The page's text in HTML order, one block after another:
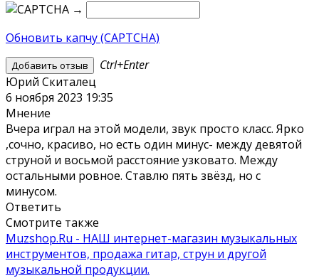
→
Обновить капчу (CAPTCHA)
Ctrl+Enter
Юрий Скиталец
6 ноября 2023 19:35
Мнение
Вчера играл на этой модели, звук просто класс. Ярко
,сочно, красиво, но есть один минус- между девятой
струной и восьмой расстояние узковато. Между
остальными ровное. Ставлю пять звёзд, но с
минусом.
Ответить
Смотрите также
Muzshop.Ru - НАШ интернет-магазин музыкальных
инструментов, продажа гитар, струн и другой
музыкальной продукции.